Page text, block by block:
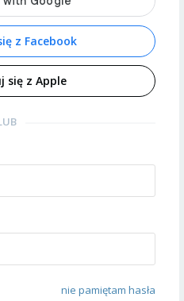
z Facebook
się z Apple
nie pamiętam hasła